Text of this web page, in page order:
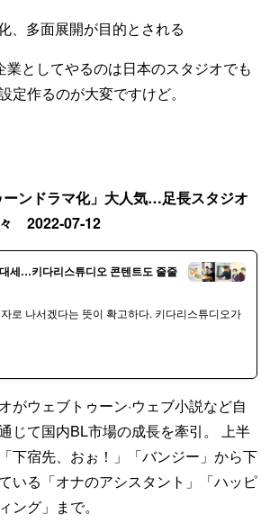
、多面展開が目的とされる
業としてやるのは日本のスタジオでも
定作るのが大変ですけど。
ーンドラマ化」大人気…足長スタジオ
2022-07-12
세…키다리스튜디오 콘텐트도 줄줄
로 나서겠다는 뜻이 확고하다. 키다리스튜디오가
がウェブトゥーン·ウェブ小説など自
じて国内BL市場の成長を牽引。 上半
下宿先、おぉ！」「バンジー」から下
いる「オナのアシスタント」「ハッピ
ング」まで。